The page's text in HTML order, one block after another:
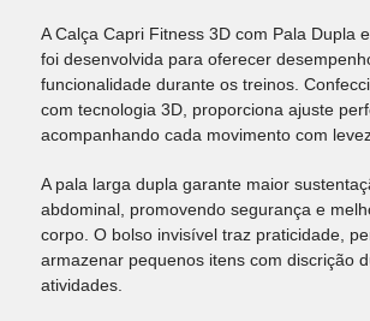
A Calça Capri Fitness 3D com Pala Dupla
foi desenvolvida para oferecer
funcionalidade durante os treinos.
com tecnologia 3D, proporciona ajuste
acompanhando cada movimento com
A pala larga dupla garante maior
abdominal, promovendo segurança e
corpo. O bolso invisível traz praticidade,
armazenar pequenos itens com discrição
atividades.